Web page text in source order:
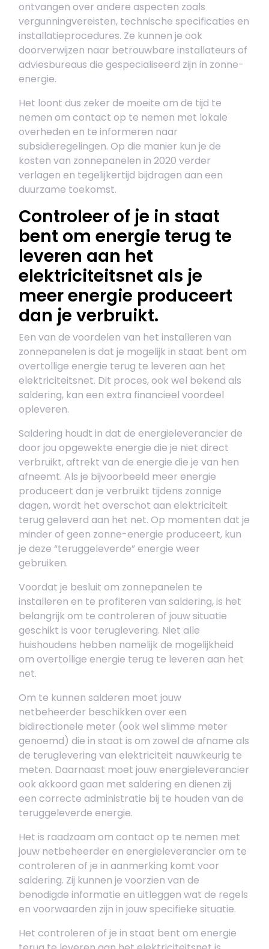
ontvangen over andere aspecten zoals
vergunningvereisten, technische specificaties en
installatieprocedures. Ze kunnen je ook
doorverwijzen naar betrouwbare installateurs of
adviesbureaus die gespecialiseerd zijn in zonne-
energie.
Het loont dus zeker de moeite om de tijd te
nemen om contact op te nemen met lokale
overheden en te informeren naar
subsidieregelingen. Op die manier kun je de
kosten van zonnepanelen in 2020 verder
verlagen en tegelijkertijd bijdragen aan een
duurzame toekomst.
Controleer of je in staat
bent om energie terug te
leveren aan het
elektriciteitsnet als je
meer energie produceert
dan je verbruikt.
Een van de voordelen van het installeren van
zonnepanelen is dat je mogelijk in staat bent om
overtollige energie terug te leveren aan het
elektriciteitsnet. Dit proces, ook wel bekend als
saldering, kan een extra financieel voordeel
opleveren.
Saldering houdt in dat de energieleverancier de
door jou opgewekte energie die je niet direct
verbruikt, aftrekt van de energie die je van hen
afneemt. Als je bijvoorbeeld meer energie
produceert dan je verbruikt tijdens zonnige
dagen, wordt het overschot aan elektriciteit
terug geleverd aan het net. Op momenten dat je
minder of geen zonne-energie produceert, kun
je deze “teruggeleverde” energie weer
gebruiken.
Voordat je besluit om zonnepanelen te
installeren en te profiteren van saldering, is het
belangrijk om te controleren of jouw situatie
geschikt is voor teruglevering. Niet alle
huishoudens hebben namelijk de mogelijkheid
om overtollige energie terug te leveren aan het
net.
Om te kunnen salderen moet jouw
netbeheerder beschikken over een
bidirectionele meter (ook wel slimme meter
genoemd) die in staat is om zowel de afname als
de teruglevering van elektriciteit nauwkeurig te
meten. Daarnaast moet jouw energieleverancier
ook akkoord gaan met saldering en dienen zij
een correcte administratie bij te houden van de
teruggeleverde energie.
Het is raadzaam om contact op te nemen met
jouw netbeheerder en energieleverancier om te
controleren of je in aanmerking komt voor
saldering. Zij kunnen je voorzien van de
benodigde informatie en uitleggen wat de regels
en voorwaarden zijn in jouw specifieke situatie.
Het controleren of je in staat bent om energie